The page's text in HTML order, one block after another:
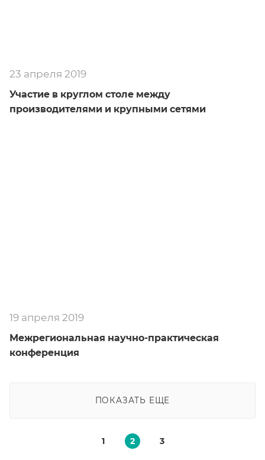
23 апреля 2019
Участие в круглом столе между
производителями и крупными сетями
19 апреля 2019
Межрегиональная научно-практическая
конференция
ПОКАЗАТЬ ЕЩЕ
1 2 3